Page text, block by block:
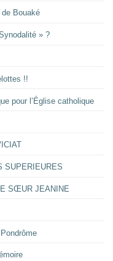
Bouaké
» ?
!!
pour l’Église catholique
SUPERIEURES
SŒUR JEANINE